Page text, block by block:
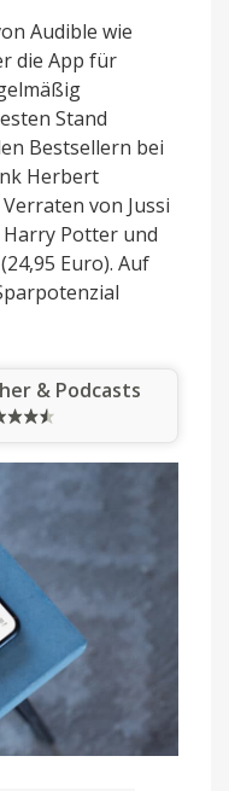
Audible wie
die App für
Stand
Bestsellern bei
Herbert
von Jussi
Harry Potter und
Euro). Auf
& Podcasts